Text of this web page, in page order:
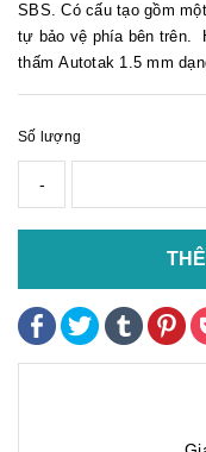
SBS. Có cấu tạo gồm
tự bảo vệ phía bên trên.
thấm Autotak 1.5 mm
Số lượng
-